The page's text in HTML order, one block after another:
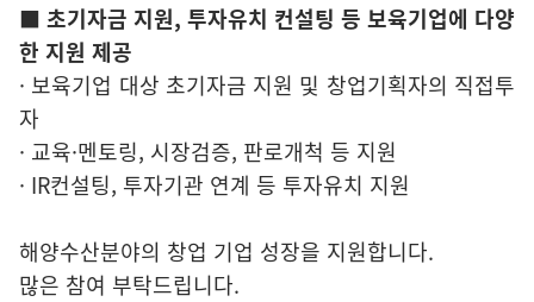
■ 초기자금 지원, 투자유치 컨설팅 등 보육기업에 다양
한 지원 제공
· 보육기업 대상 초기자금 지원 및 창업기획자의 직접투
자
· 교육·멘토링, 시장검증, 판로개척 등 지원
· IR컨설팅, 투자기관 연계 등 투자유치 지원
해양수산분야의 창업 기업 성장을 지원합니다.
많은 참여 부탁드립니다.